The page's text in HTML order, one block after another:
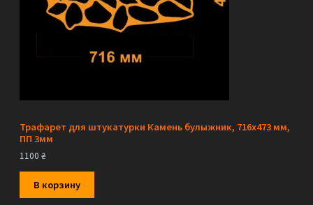
Трафарет для штукатурки Камень булыжник, 716х473 мм,
ПП 3мм
1100 ₴
В корзину